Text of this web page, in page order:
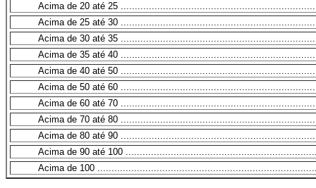
Acima de 20 até 25
Acima de 25 até 30
Acima de 30 até 35
Acima de 35 até 40
Acima de 40 até 50
Acima de 50 até 60
Acima de 60 até 70
Acima de 70 até 80
Acima de 80 até 90
Acima de 90 até 100
Acima de 100